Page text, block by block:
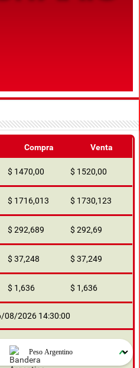
Compra Venta
$ 1470,00 $ 1520,00
$ 1716,013 $ 1730,123
$ 292,689 $ 292,69
$ 37,248 $ 37,249
$ 1,636 $ 1,636
08/2026 14:30:00